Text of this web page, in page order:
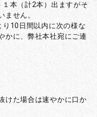
本（計2本）出ますがそ
ません。
10日間以内に次の様な
かに、弊社本社宛にご連
けた場合は速やかに口か